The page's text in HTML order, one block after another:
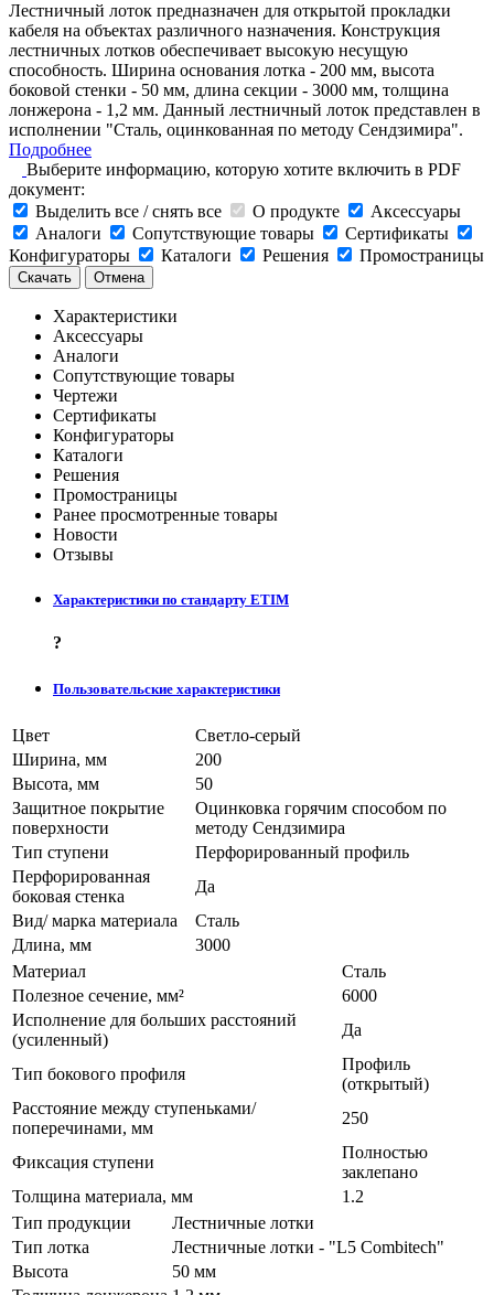
Лестничный лоток предназначен для открытой прокладки
кабеля на объектах различного назначения. Конструкция
лестничных лотков обеспечивает высокую несущую
способность. Ширина основания лотка - 200 мм, высота
боковой стенки - 50 мм, длина секции - 3000 мм, толщина
лонжерона - 1,2 мм. Данный лестничный лоток представлен в
исполнении "Сталь, оцинкованная по методу Сендзимира".
Подробнее
Выберите информацию, которую хотите включить в PDF
документ:
Выделить все / снять все
О продукте
Аксессуары
Аналоги
Сопутствующие товары
Сертификаты
Конфигураторы
Каталоги Решения Промостраницы
Скачать Отмена
Характеристики
Аксессуары
Аналоги
Сопутствующие товары
Чертежи
Сертификаты
Конфигураторы
Каталоги
Решения
Промостраницы
Ранее просмотренные товары
Новости
Отзывы
Характеристики по стандарту ETIM
?
Пользовательские характеристики
Цвет
Светло-серый
Ширина, мм
200
Высота, мм
50
Защитное покрытие
поверхности
Оцинковка горячим способом по
методу Сендзимира
Тип ступени
Перфорированный профиль
Перфорированная
боковая стенка
Да
Вид/ марка материала
Сталь
Длина, мм
3000
Материал
Сталь
Полезное сечение, мм²
6000
Исполнение для больших расстояний
(усиленный)
Да
Тип бокового профиля
Профиль
(открытый)
Расстояние между ступеньками/
поперечинами, мм
250
Фиксация ступени
Полностью
заклепано
Толщина материала, мм
1.2
Тип продукции
Лестничные лотки
Тип лотка
Лестничные лотки - "L5 Combitech"
Высота
50 мм